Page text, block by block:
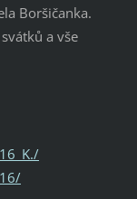
Boršičanka.
a vše